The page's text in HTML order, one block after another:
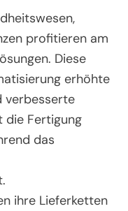
profitieren am
Diese
erhöhte
verbesserte
die Fertigung
das
ihre Lieferketten